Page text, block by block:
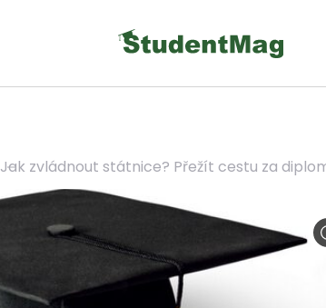
Jak zvládnout státnice? Přežít cestu za